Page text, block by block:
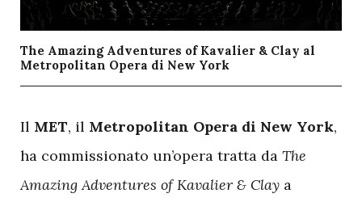
The Amazing Adventures of Kavalier & Clay al
Metropolitan Opera di New York
Il MET, il Metropolitan Opera di New York,
ha commissionato un’opera tratta da The
Amazing Adventures of Kavalier & Clay a